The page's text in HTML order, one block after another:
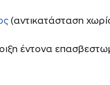
(αντικατάσταση
έντονα